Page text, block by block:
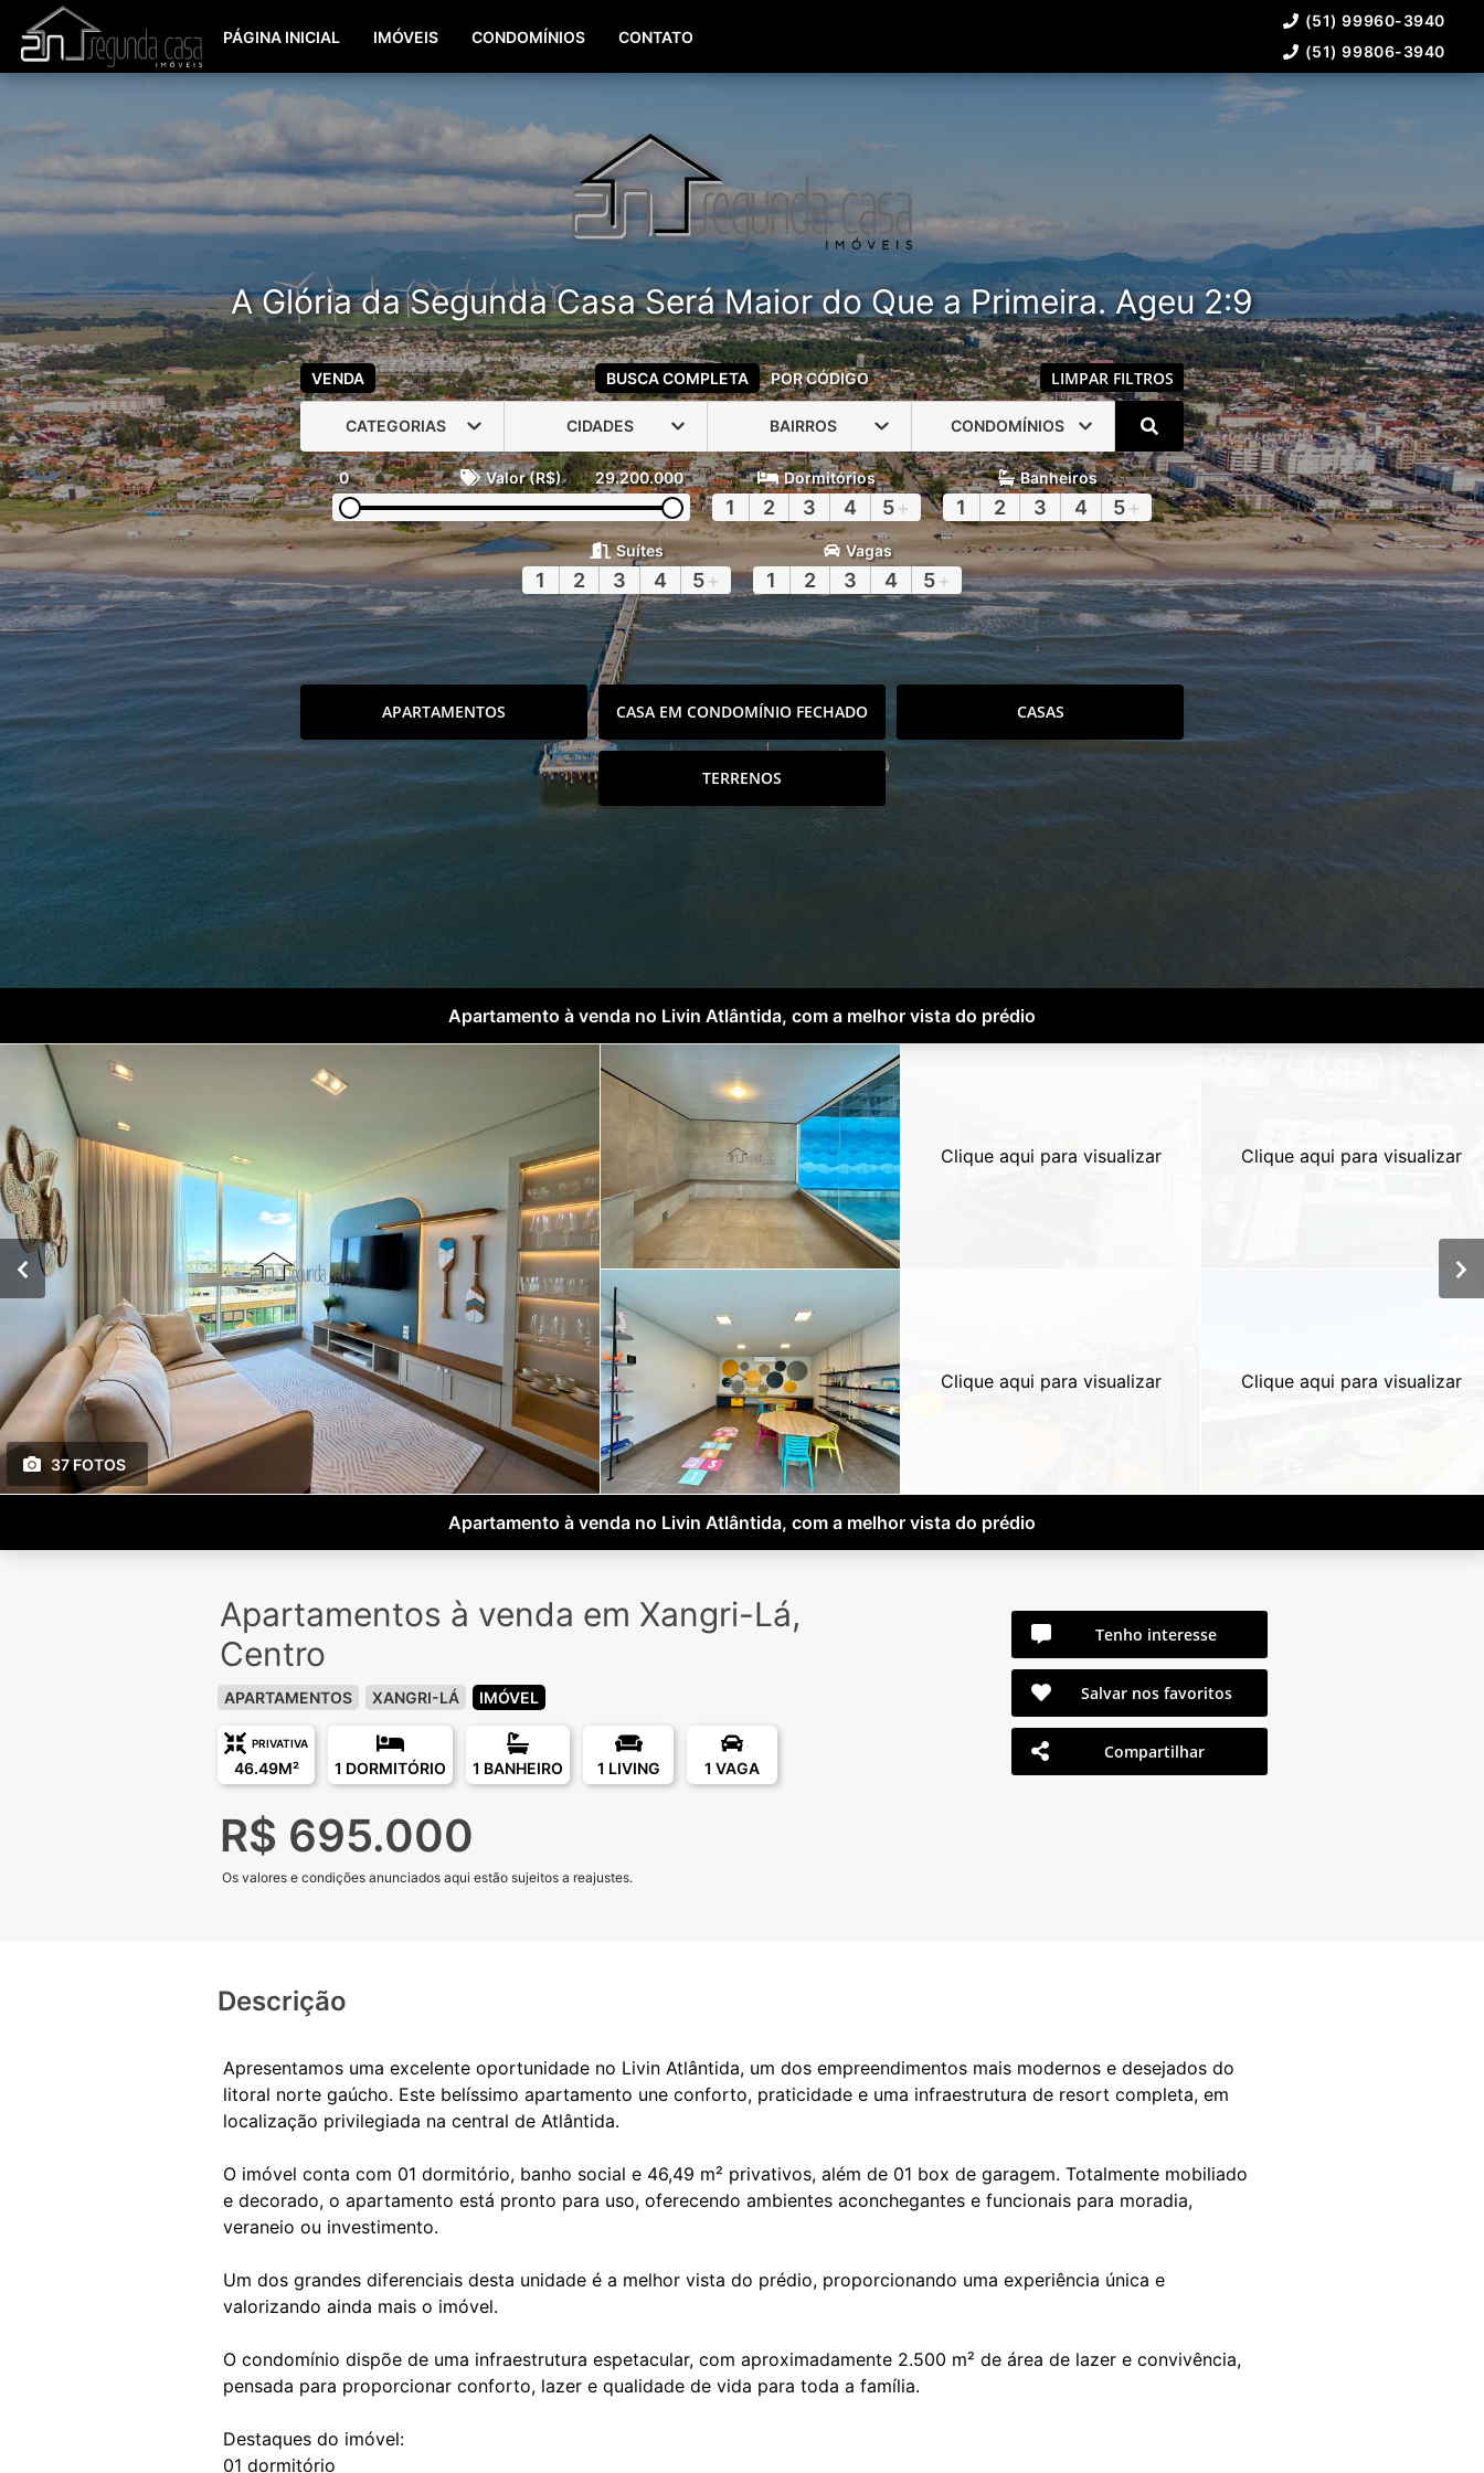
(51) 99960-3940
PÁGINA INICIAL IMÓVEIS CONDOMÍNIOS CONTATO
(51) 99960-3940
(51) 99806-3940
A Glória da Segunda Casa Será Maior do Que a Primeira. Ageu 2:9
VENDA BUSCA COMPLETA POR CÓDIGO LIMPAR FILTROS
CATEGORIAS CIDADES BAIRROS CONDOMÍNIOS
0 Valor (R$) 29.200.000 Dormitórios
1 2 3 4 5+
Banheiros
1 2 3 4 5+
Suítes
1 2 3 4 5+
Vagas
1 2 3 4 5+
APARTAMENTOS CASA EM CONDOMÍNIO FECHADO CASAS
TERRENOS
Apartamento à venda no Livin Atlântida, com a melhor vista do prédio
37 FOTOS
Clique aqui para visualizar
Clique aqui para visualizar
Clique aqui para visualizar
Clique aqui para visualizar
Apartamento à venda no Livin Atlântida, com a melhor vista do prédio
Apartamentos à venda em Xangri-Lá,
Centro
APARTAMENTOS XANGRI-LÁ IMÓVEL
PRIVATIVA
46.49M² 1 DORMITÓRIO 1 BANHEIRO 1 LIVING 1 VAGA
R$ 695.000
Os valores e condições anunciados aqui estão sujeitos a reajustes.
Tenho interesse
Salvar nos favoritos
Compartilhar
Descrição
Apresentamos uma excelente oportunidade no Livin Atlântida, um dos empreendimentos mais modernos e desejados do
litoral norte gaúcho. Este belíssimo apartamento une conforto, praticidade e uma infraestrutura de resort completa, em
localização privilegiada na central de Atlântida.
O imóvel conta com 01 dormitório, banho social e 46,49 m² privativos, além de 01 box de garagem. Totalmente mobiliado
e decorado, o apartamento está pronto para uso, oferecendo ambientes aconchegantes e funcionais para moradia,
veraneio ou investimento.
Um dos grandes diferenciais desta unidade é a melhor vista do prédio, proporcionando uma experiência única e
valorizando ainda mais o imóvel.
O condomínio dispõe de uma infraestrutura espetacular, com aproximadamente 2.500 m² de área de lazer e convivência,
pensada para proporcionar conforto, lazer e qualidade de vida para toda a família.
Destaques do imóvel:
01 dormitório